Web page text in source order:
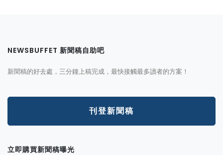
NEWSBUFFET 新聞稿自助吧
新聞稿的好去處，三分鐘上稿完成，最快接觸最多讀者的方案！
刊登新聞稿
立即購買新聞稿曝光